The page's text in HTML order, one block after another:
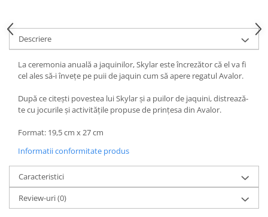
Descriere
La ceremonia anuală a jaquinilor, Skylar este încrezător că el va fi
cel ales să-i învețe pe puii de jaquin cum să apere regatul Avalor.
După ce citești povestea lui Skylar și a puilor de jaquini, distrează-
te cu jocurile și activitățile propuse de prințesa din Avalor.
Format: 19,5 cm x 27 cm
Informatii conformitate produs
Caracteristici
Review-uri(0)